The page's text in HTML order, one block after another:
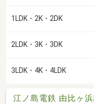
1LDK・2K・2DK
2LDK・3K・3DK
3LDK・4K・4LDK
江ノ島電鉄 由比ヶ